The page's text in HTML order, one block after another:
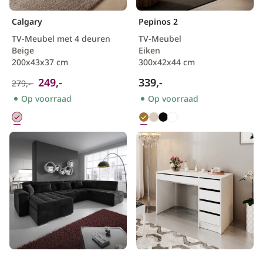
Calgary
TV-Meubel met 4 deuren
Beige
200x43x37 cm
279,- 249,-
Op voorraad
Pepinos 2
TV-Meubel
Eiken
300x42x44 cm
339,-
Op voorraad